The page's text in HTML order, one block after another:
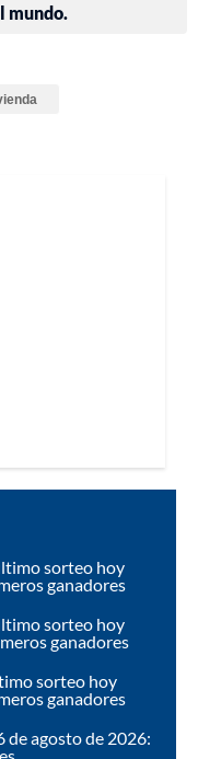
mundo.
sorteo hoy
ganadores
sorteo hoy
ganadores
sorteo hoy
ganadores
de agosto de 2026: